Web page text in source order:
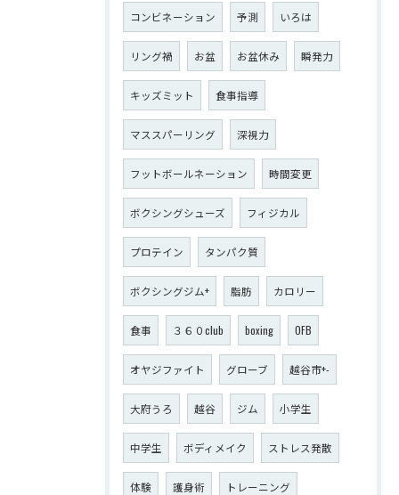
コンビネーション 予測 いろは
リング禍 お盆 お盆休み 瞬発力
キッズミット 食事指導
マススパーリング 深視力
フットボールネーション 時間変更
ボクシングシューズ フィジカル
プロテイン タンパク質
ボクシングジム+ 脂肪 カロリー
食事 ３６０club boxing OFB
オヤジファイト グローブ 越谷市+-
大府うろ 越谷 ジム 小学生
中学生 ボディメイク ストレス発散
体験 護身術 トレーニング